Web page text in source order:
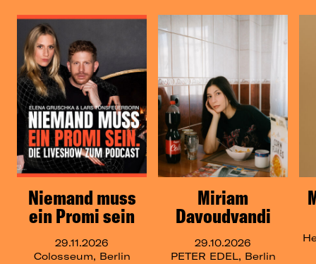
Niemand muss
ein Promi sein
29.11.2026
Colosseum, Berlin
Miriam
Davoudvandi
29.10.2026
PETER EDEL, Berlin